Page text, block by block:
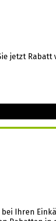
jetzt Rabatt
bei Ihren